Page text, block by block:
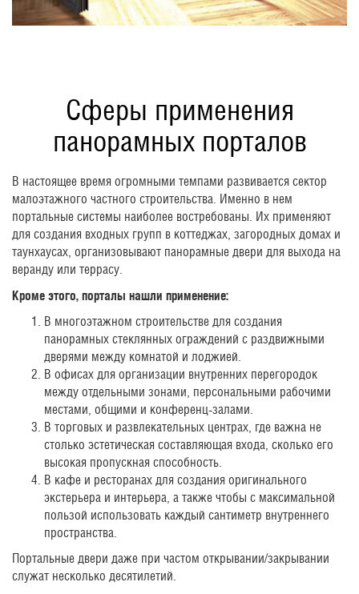
Сферы применения
панорамных порталов
В настоящее время огромными темпами развивается сектор
малоэтажного частного строительства. Именно в нем
портальные системы наиболее востребованы. Их применяют
для создания входных групп в коттеджах, загородных домах и
таунхаусах, организовывают панорамные двери для выхода на
веранду или террасу.
Кроме этого, порталы нашли применение:
В многоэтажном строительстве для создания
панорамных стеклянных ограждений с раздвижными
дверями между комнатой и лоджией.
В офисах для организации внутренних перегородок
между отдельными зонами, персональными рабочими
местами, общими и конференц-залами.
В торговых и развлекательных центрах, где важна не
столько эстетическая составляющая входа, сколько его
высокая пропускная способность.
В кафе и ресторанах для создания оригинального
экстерьера и интерьера, а также чтобы с максимальной
пользой использовать каждый сантиметр внутреннего
пространства.
Портальные двери даже при частом открывании/закрывании
служат несколько десятилетий.